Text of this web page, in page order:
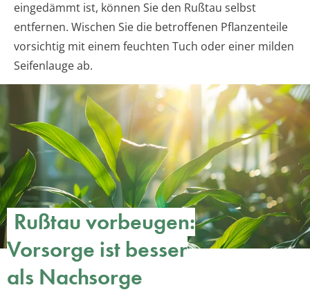
eingedämmt ist, können Sie den Rußtau selbst
entfernen. Wischen Sie die betroffenen Pflanzenteile
vorsichtig mit einem feuchten Tuch oder einer milden
Seifenlauge ab.
Rußtau vorbeugen:
Vorsorge ist besser
als Nachsorge